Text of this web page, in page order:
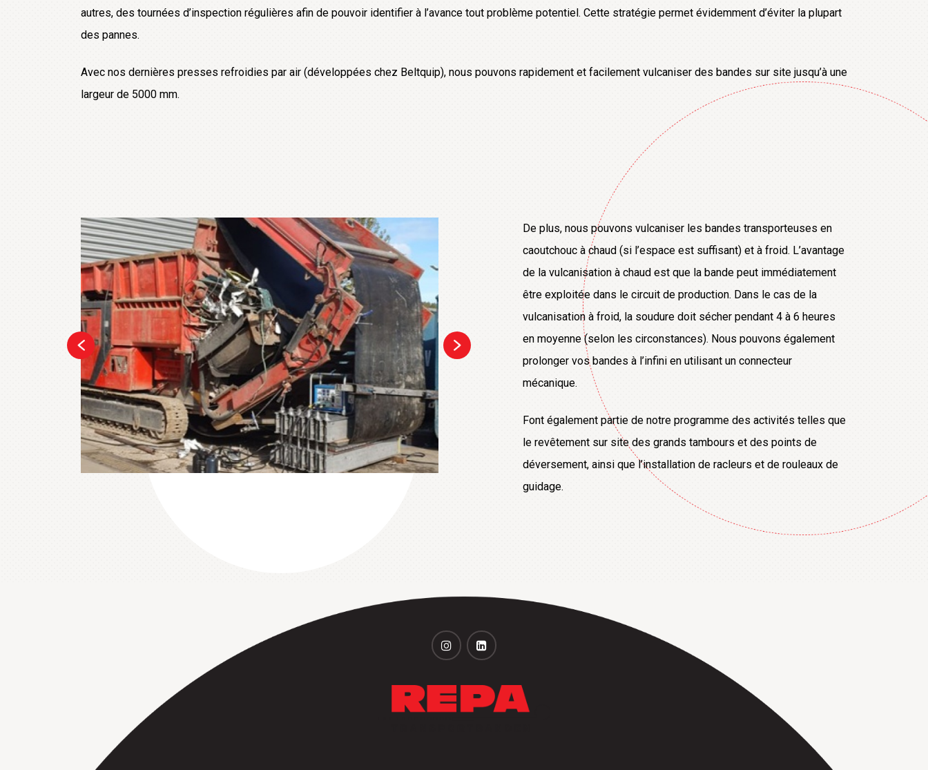
autres, des tournées d’inspection régulières afin de pouvoir identifier à l’avance tout problème potentiel. Cette stratégie permet évidemment d’éviter la plupart
des pannes.
Avec nos dernières presses refroidies par air (développées chez Beltquip), nous pouvons rapidement et facilement vulcaniser des bandes sur site jusqu’à une
largeur de 5000 mm.
De plus, nous pouvons vulcaniser les bandes transporteuses en
caoutchouc à chaud (si l’espace est suffisant) et à froid. L’avantage
de la vulcanisation à chaud est que la bande peut immédiatement
être exploitée dans le circuit de production. Dans le cas de la
vulcanisation à froid, la soudure doit sécher pendant 4 à 6 heures
en moyenne (selon les circonstances). Nous pouvons également
prolonger vos bandes à l’infini en utilisant un connecteur
mécanique.
Font également partie de notre programme des activités telles que
le revêtement sur site des grands tambours et des points de
déversement, ainsi que l’installation de racleurs et de rouleaux de
guidage.